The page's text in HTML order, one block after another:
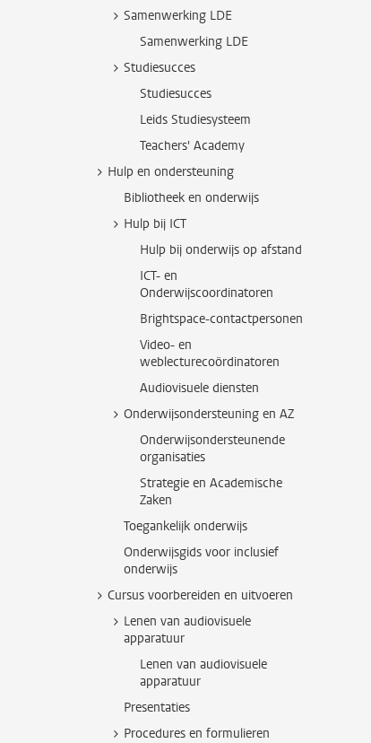
Samenwerking LDE
Samenwerking LDE
Studiesucces
Studiesucces
Leids Studiesysteem
Teachers' Academy
Hulp en ondersteuning
Bibliotheek en onderwijs
Hulp bij ICT
Hulp bij onderwijs op afstand
ICT- en
Onderwijscoordinatoren
Brightspace-contactpersonen
Video- en
weblecturecoördinatoren
Audiovisuele diensten
Onderwijsondersteuning en AZ
Onderwijsondersteunende
organisaties
Strategie en Academische
Zaken
Toegankelijk onderwijs
Onderwijsgids voor inclusief
onderwijs
Cursus voorbereiden en uitvoeren
Lenen van audiovisuele
apparatuur
Lenen van audiovisuele
apparatuur
Presentaties
Procedures en formulieren